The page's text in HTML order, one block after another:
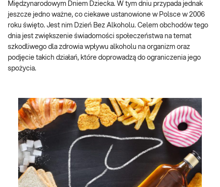
Międzynarodowym Dniem Dziecka. W tym dniu przypada jednak
jeszcze jedno ważne, co ciekawe ustanowione w Polsce w 2006
roku święto. Jest nim Dzień Bez Alkoholu. Celem obchodów tego
dnia jest zwiększenie świadomości społeczeństwa na temat
szkodliwego dla zdrowia wpływu alkoholu na organizm oraz
podjęcie takich działań, które doprowadzą do ograniczenia jego
spożycia.